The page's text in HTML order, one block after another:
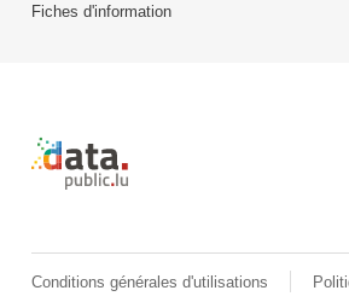
Fiches d'information
Retour à l'accueil de data.public.lu
Conditions générales d'utilisations